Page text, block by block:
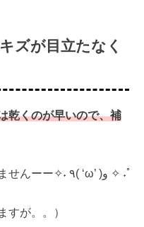
ズが目立たなく
乾くのが早いので、補
遠目では、補修跡もほぼ目立ちませんーー✧˖ ٩( ‘ω’ )و ✧ ˖ﾟ
すが。。）